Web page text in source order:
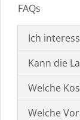
FAQs
Ich
Kann die
Welche
Welche